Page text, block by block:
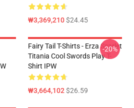
₩3,369,210$24.45
Fairy Tail T-Shirts - Erza Scarlet
Titania Cool Swords Play T-
Shirt IPW
₩3,664,102$26.59
-20%